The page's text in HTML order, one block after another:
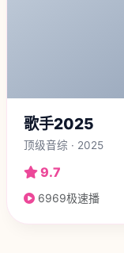
歌手2025
顶级音综 · 2025
9.7
6969极速播